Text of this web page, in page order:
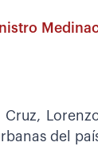
Cruz,
del